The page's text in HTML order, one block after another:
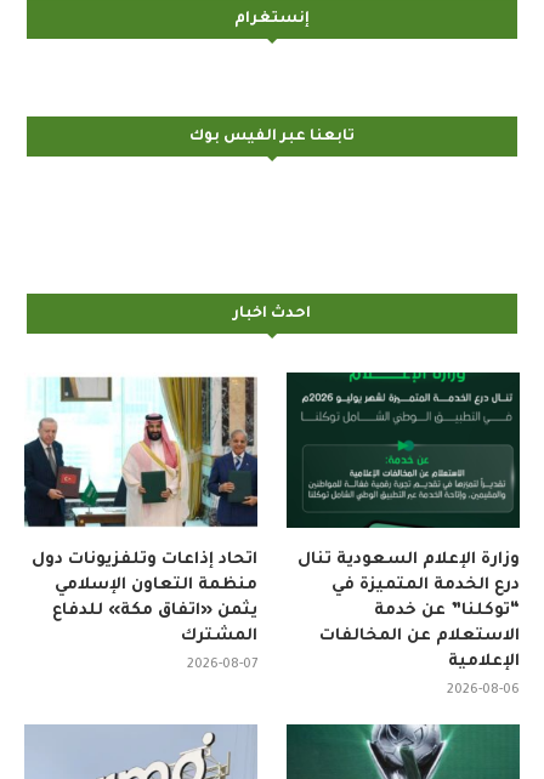
إنستغرام
تابعنا عبر الفيس بوك
احدث اخبار
اتحاد إذاعات وتلفزيونات دول
منظمة التعاون الإسلامي
يثمن «اتفاق مكة» للدفاع
المشترك
2026-08-07
وزارة الإعلام السعودية تنال
درع الخدمة المتميزة في
“توكلنا” عن خدمة
الاستعلام عن المخالفات
الإعلامية
2026-08-06